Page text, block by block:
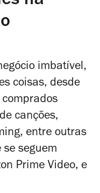
imbatível,
coisas, desde
canções,
entre outras
seguem
Prime Video, e